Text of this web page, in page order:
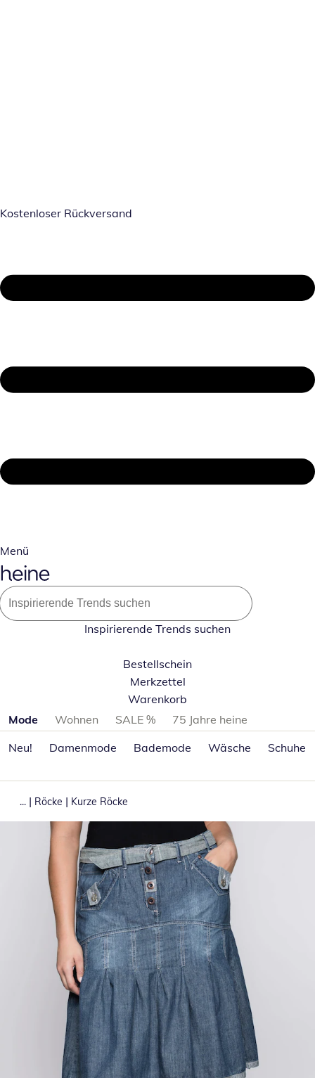
Kostenloser Rückversand
Menü
Inspirierende Trends suchen
Bestellschein
Merkzettel
Warenkorb
Produktkategorien überspringen
Mode Wohnen SALE %
75 Jahre heine
Neu!
Damenmode Bademode Wäsche Schuhe
... | Röcke | Kurze Röcke